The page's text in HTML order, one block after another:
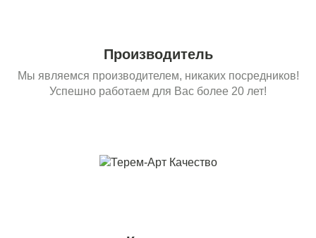
Производитель
Мы являемся производителем, никаких посредников!
Успешно работаем для Вас более 20 лет!